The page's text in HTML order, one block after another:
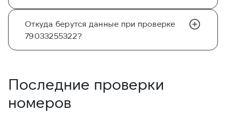
Откуда берутся данные при проверке
79033255322?
Последние проверки
номеров